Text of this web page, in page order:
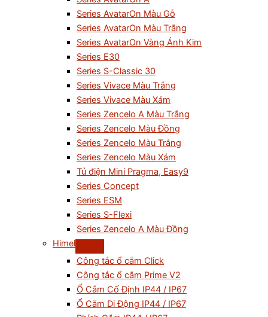
Series AvatarOn Màu Gỗ
Series AvatarOn Màu Trắng
Series AvatarOn Vàng Ánh Kim
Series E30
Series S-Classic 30
Series Vivace Màu Trắng
Series Vivace Màu Xám
Series Zencelo A Màu Trắng
Series Zencelo Màu Đồng
Series Zencelo Màu Trắng
Series Zencelo Màu Xám
Tủ điện Mini Pragma, Easy9
Series Concept
Series ESM
Series S-Flexi
Series Zencelo A Màu Đồng
Himel
Công tắc ổ cắm Click
Công tắc ổ cắm Prime V2
Ổ Cắm Cố Định IP44 / IP67
Ổ Cắm Di Động IP44 / IP67